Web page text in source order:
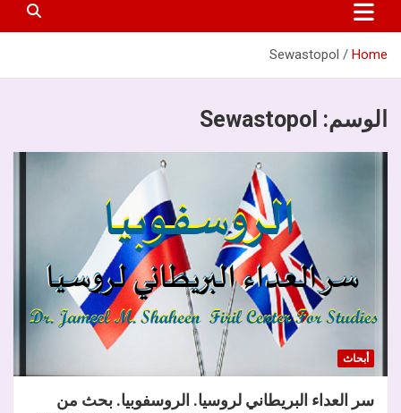
Home
Sewastopol
الوسم: Sewastopol
أبحاث
سر العداء البريطاني لروسيا. الروسفوبيا. بحث من